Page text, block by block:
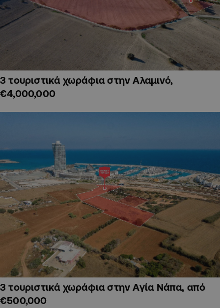
3 τουριστικά χωράφια στην Αλαμινό,
€4,000,000
3 τουριστικά χωράφια στην Αγία Νάπα, από
€500,000